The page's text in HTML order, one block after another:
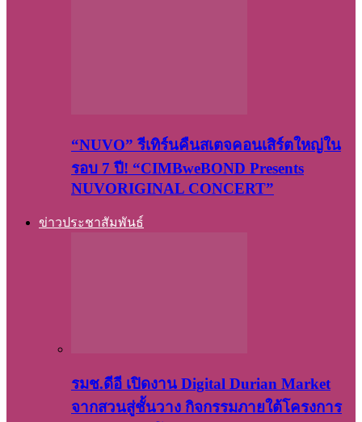
“NUVO” รีเทิร์นคืนสเตจคอนเสิร์ตใหญ่ใน
รอบ 7 ปี! “CIMBweBOND Presents
NUVORIGINAL CONCERT”
ข่าวประชาสัมพันธ์
รมช.ดีอี เปิดงาน Digital Durian Market
จากสวนสู่ชั้นวาง กิจกรรมภายใต้โครงการ